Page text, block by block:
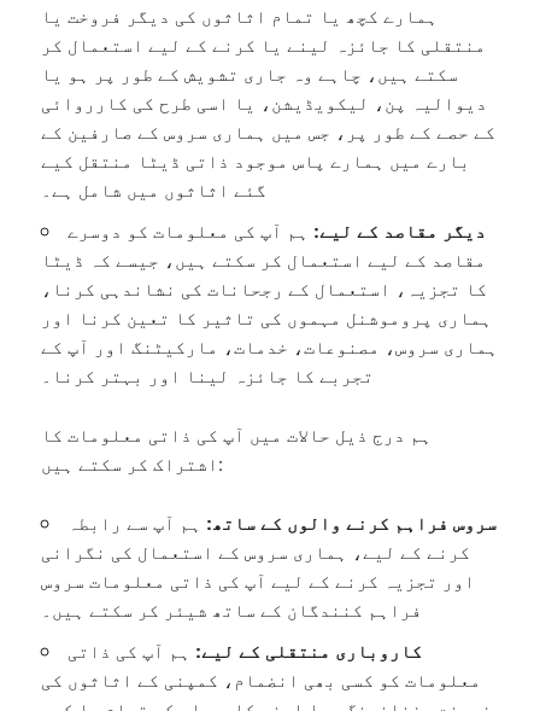
ہمارے کچھ یا تمام اثاثوں کی دیگر فروخت یا
منتقلی کا جائزہ لینے یا کرنے کے لیے استعمال کر
سکتے ہیں، چاہے وہ جاری تشویش کے طور پر ہو یا
دیوالیہ پن، لیکویڈیشن، یا اسی طرح کی کارروائی
کے حصے کے طور پر، جس میں ہماری سروس کے صارفین کے
بارے میں ہمارے پاس موجود ذاتی ڈیٹا منتقل کیے
گئے اثاثوں میں شامل ہے۔
دیگر مقاصد کے لیے: ہم آپ کی معلومات کو دوسرے
مقاصد کے لیے استعمال کر سکتے ہیں، جیسے کہ ڈیٹا
کا تجزیہ، استعمال کے رجحانات کی نشاندہی کرنا،
ہماری پروموشنل مہموں کی تاثیر کا تعین کرنا اور
ہماری سروس، مصنوعات، خدمات، مارکیٹنگ اور آپ کے
تجربے کا جائزہ لینا اور بہتر کرنا۔
ہم درج ذیل حالات میں آپ کی ذاتی معلومات کا
اشتراک کر سکتے ہیں:
سروس فراہم کرنے والوں کے ساتھ: ہم آپ سے رابطہ
کرنے کے لیے، ہماری سروس کے استعمال کی نگرانی
اور تجزیہ کرنے کے لیے آپ کی ذاتی معلومات سروس
فراہم کنندگان کے ساتھ شیئر کر سکتے ہیں۔
کاروباری منتقلی کے لیے: ہم آپ کی ذاتی
معلومات کو کسی بھی انضمام، کمپنی کے اثاثوں کی